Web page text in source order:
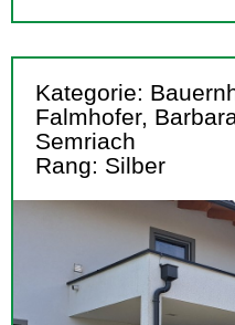
Kategorie:
Falmhofer,
Semriach
Rang: Silber